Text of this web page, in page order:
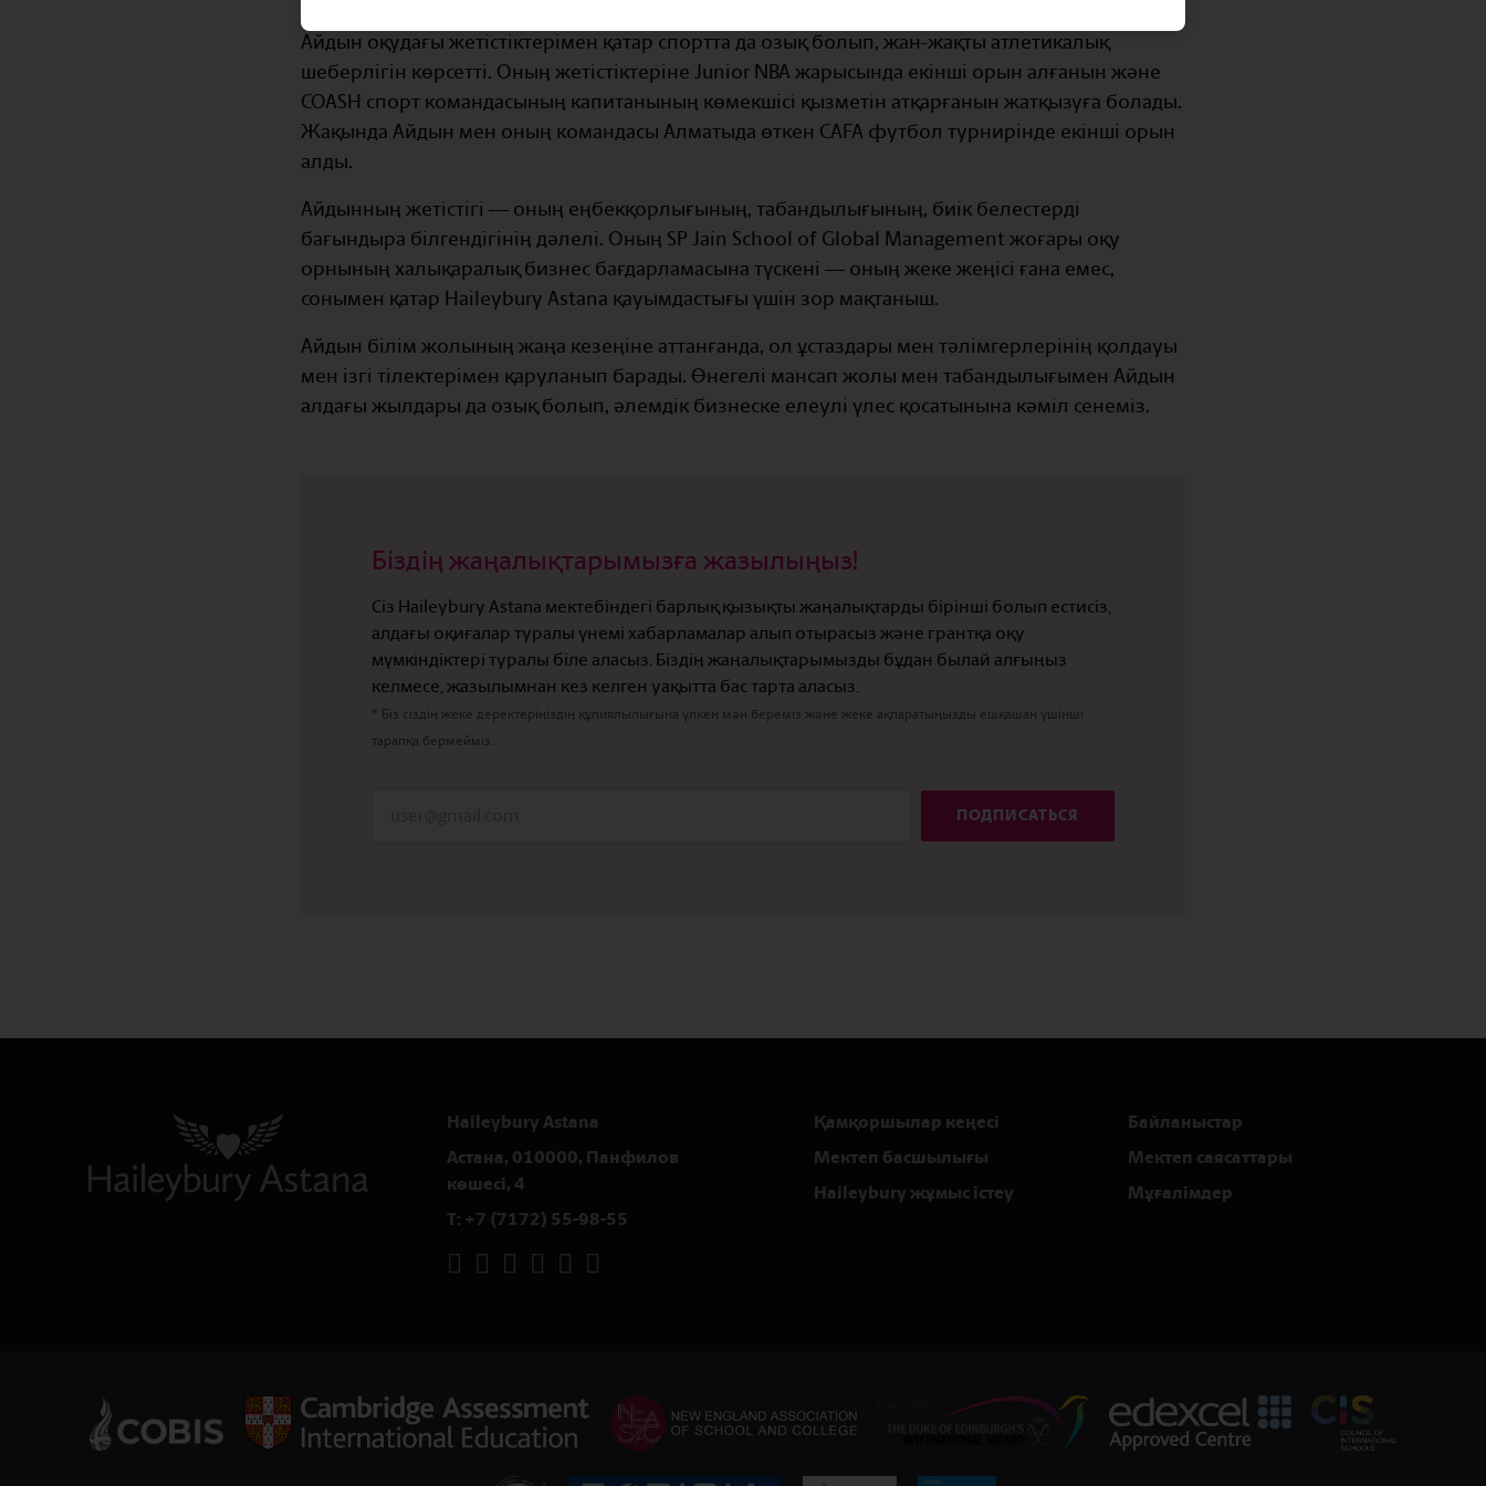
Айдын оқудағы жетістіктерімен қатар спортта да озық болып, жан-жақты атлетикалық
шеберлігін көрсетті. Оның жетістіктеріне Junior NBA жарысында екінші орын алғанын және
COASH спорт командасының капитанының көмекшісі қызметін атқарғанын жатқызуға болады.
Жақында Айдын мен оның командасы Алматыда өткен CAFA футбол турнирінде екінші орын
алды.
Айдынның жетістігі — оның еңбекқорлығының, табандылығының, биік белестерді
бағындыра білгендігінің дәлелі. Оның SP Jain School of Global Management жоғары оқу
орнының халықаралық бизнес бағдарламасына түскені — оның жеке жеңісі ғана емес,
сонымен қатар Haileybury Astana қауымдастығы үшін зор мақтаныш.
Айдын білім жолының жаңа кезеңіне аттанғанда, ол ұстаздары мен тәлімгерлерінің қолдауы
мен ізгі тілектерімен қаруланып барады. Өнегелі мансап жолы мен табандылығымен Айдын
алдағы жылдары да озық болып, әлемдік бизнеске елеулі үлес қосатынына кәміл сенеміз.
Біздің жаңалықтарымызға жазылыңыз!
Сіз Haileybury Astana мектебіндегі барлық қызықты жаңалықтарды бірінші болып естисіз,
алдағы оқиғалар туралы үнемі хабарламалар алып отырасыз және грантқа оқу
мүмкіндіктері туралы біле аласыз. Біздің жаңалықтарымызды бұдан былай алғыңыз
келмесе, жазылымнан кез келген уақытта бас тарта аласыз.
* Біз сіздің жеке деректеріңіздің құпиялылығына үлкен мән береміз және жеке ақпаратыңызды ешқашан үшінші
тарапқа бермейміз.
ПОДПИСАТЬСЯ
Haileybury Astana
Астана, 010000, Панфилов
көшесі, 4
T: +7 (7172) 55-98-55
Қамқоршылар кеңесі
Байланыстар
Мектеп басшылығы
Мектеп саясаттары
Haileybury жұмыс істеу
Мұғалімдер